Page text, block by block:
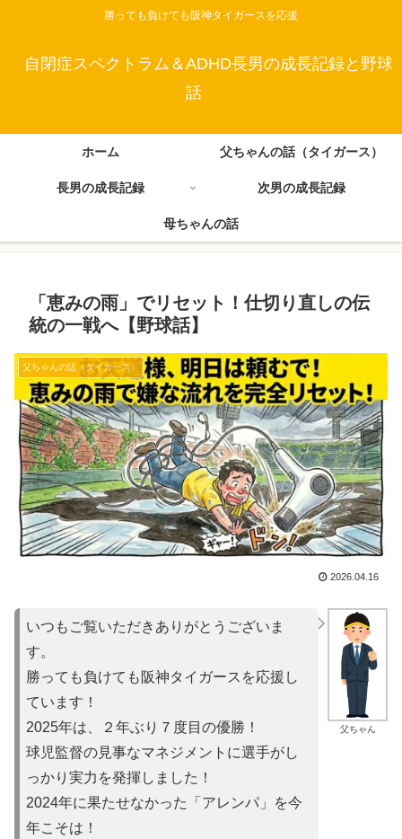
勝っても負けても阪神タイガースを応援
自閉症スペクトラム＆ADHD長男の成長記録と野球
話
ホーム 父ちゃんの話（タイガース）
長男の成長記録 次男の成長記録
母ちゃんの話
​「恵みの雨」でリセット！仕切り直しの伝
統の一戦へ【野球話】
父ちゃんの話（タイガース）
2026.04.16
父ちゃん
いつもご覧いただきありがとうございま
す。
勝っても負けても阪神タイガースを応援し
ています！
2025年は、２年ぶり７度目の優勝！
球児監督の見事なマネジメントに選手がし
っかり実力を発揮しました！
2024年に果たせなかった「アレンパ」を今
年こそは！